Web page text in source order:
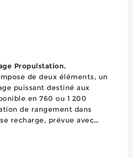
Propulstation.
de deux éléments, un
puissant destiné aux
en 760 ou 1 200
de rangement dans
recharge, prévue avec